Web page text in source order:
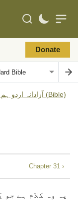
Donate
Urdu: Biblica® آزادانہ اردو ہم عصر ترجمہ (Bible)
Chapter 31 ›